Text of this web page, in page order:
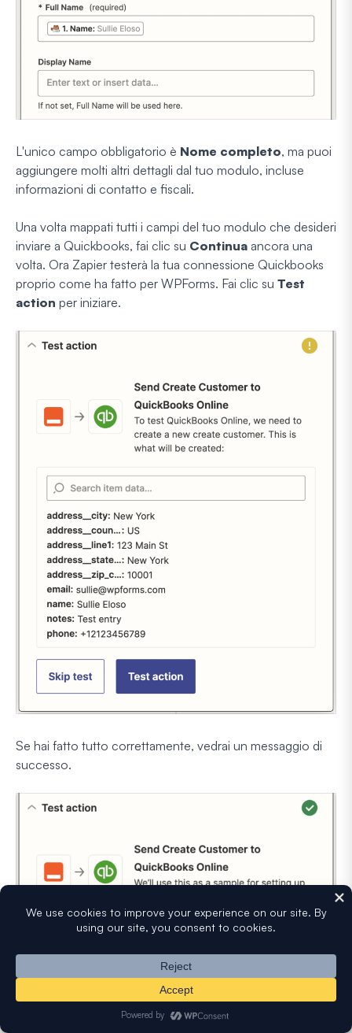
L'unico campo obbligatorio è Nome completo, ma puoi
aggiungere molti altri dettagli dal tuo modulo, incluse
informazioni di contatto e fiscali.
Una volta mappati tutti i campi del tuo modulo che desideri
inviare a Quickbooks, fai clic su Continua ancora una
volta. Ora Zapier testerà la tua connessione Quickbooks
proprio come ha fatto per WPForms. Fai clic su Test
action per iniziare.
Se hai fatto tutto correttamente, vedrai un messaggio di
successo.
Prima di chiudere Zapier, assicurati anche di pubblicare il